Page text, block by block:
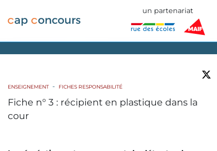
un partenariat
ENSEIGNEMENT FICHES RESPONSABILITÉ
Fiche n° 3 : récipient en plastique dans la
cour